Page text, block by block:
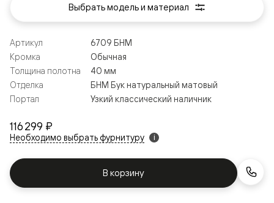
116 299 ₽
Необходимо выбрать фурнитуру i
В корзину
Артикул
6709 БНМ
Кромка
Обычная
Толщина полотна
40 мм
Отделка
БНМ Бук натуральный матовый
Портал
Узкий классический наличник
Выбрать модель и материал